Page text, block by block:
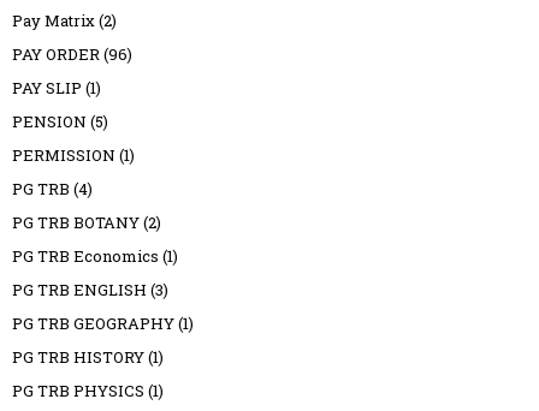
Pay Matrix(2)
PAY ORDER(96)
PAY SLIP (1)
PENSION (5)
PERMISSION (1)
PG TRB (4)
PG TRB BOTANY(2)
PG TRB Economics (1)
PG TRB ENGLISH (3)
PG TRB GEOGRAPHY(1)
PG TRB HISTORY(1)
PG TRB PHYSICS (1)